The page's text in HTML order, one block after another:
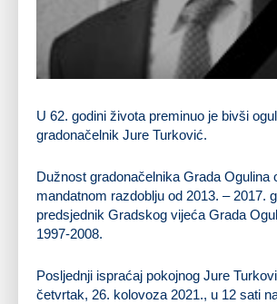
U 62. godini života preminuo je bivši
gradonačelnik Jure Turković.
Dužnost gradonačelnika Grada Ogulina
mandatnom razdoblju od 2013. – 2017.
predsjednik Gradskog vijeća Grada
1997-2008.
Posljednji ispraćaj pokojnog Jure
četvrtak, 26. kolovoza 2021., u 12 sati